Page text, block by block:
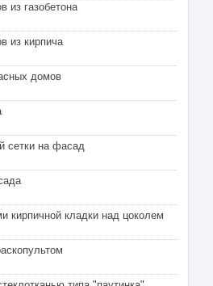
из газобетона
из кирпича
домов
сетки на фасад
кирпичной кладки над цоколем